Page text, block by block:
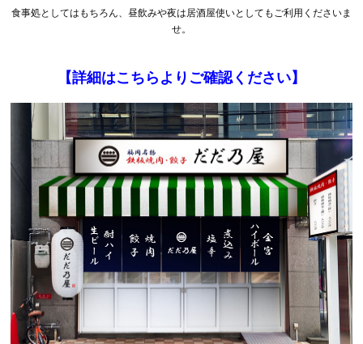
食事処としてはもちろん、昼飲みや夜は居酒屋使いとしてもご利用くださいま
せ。
【詳細はこちらよりご確認ください】